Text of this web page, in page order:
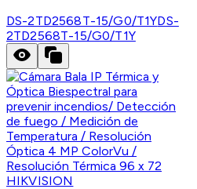
DS-2TD2568T-15/G0/T1YDS-
2TD2568T-15/G0/T1Y
HIKVISION